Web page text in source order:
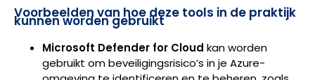
Voorbeelden van hoe deze tools in de praktijk
kunnen worden gebruikt
Microsoft Defender for Cloud kan worden
gebruikt om beveiligingsrisico’s in je Azure-